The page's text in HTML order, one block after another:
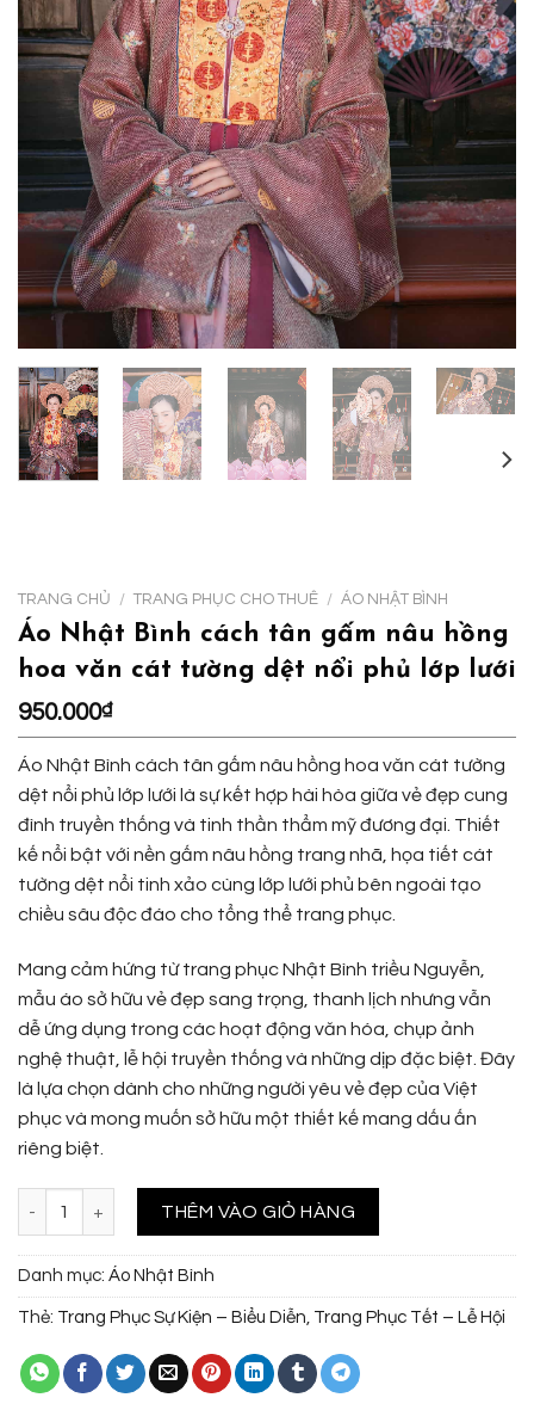
TRANG CHỦ / TRANG PHỤC CHO THUÊ / ÁO NHẬT BÌNH
Áo Nhật Bình cách tân gấm nâu hồng
hoa văn cát tường dệt nổi phủ lớp lưới
950.000₫
Áo Nhật Bình cách tân gấm nâu hồng hoa văn cát tường
dệt nổi phủ lớp lưới là sự kết hợp hài hòa giữa vẻ đẹp cung
đình truyền thống và tinh thần thẩm mỹ đương đại. Thiết
kế nổi bật với nền gấm nâu hồng trang nhã, họa tiết cát
tường dệt nổi tinh xảo cùng lớp lưới phủ bên ngoài tạo
chiều sâu độc đáo cho tổng thể trang phục.
Mang cảm hứng từ trang phục Nhật Bình triều Nguyễn,
mẫu áo sở hữu vẻ đẹp sang trọng, thanh lịch nhưng vẫn
dễ ứng dụng trong các hoạt động văn hóa, chụp ảnh
nghệ thuật, lễ hội truyền thống và những dịp đặc biệt. Đây
là lựa chọn dành cho những người yêu vẻ đẹp của Việt
phục và mong muốn sở hữu một thiết kế mang dấu ấn
riêng biệt.
Áo Nhật Bình cách tân gấm nâu hồng hoa văn cát tường dệt nổi
THÊM VÀO GIỎ HÀNG
Danh mục: Áo Nhật Bình
Thẻ: Trang Phục Sự Kiện – Biểu Diễn, Trang Phục Tết – Lễ Hội